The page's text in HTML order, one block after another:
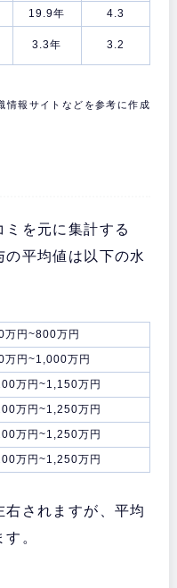
19.9年
4.3
3.3年 3.2
報サイトなどを参考に作成
を元に集計する
の平均値は以下の水
万円~800万円
万円~1,000万円
万円~1,150万円
万円~1,250万円
万円~1,250万円
万円~1,250万円
されますが、平均
。